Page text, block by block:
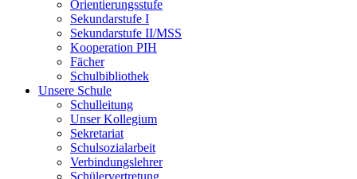
Orientierungsstufe
Sekundarstufe I
Sekundarstufe II/MSS
Kooperation PIH
Fächer
Schulbibliothek
Unsere Schule
Schulleitung
Unser Kollegium
Sekretariat
Schulsozialarbeit
Verbindungslehrer
Schülervertretung